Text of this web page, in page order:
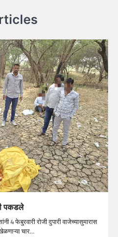
पकडले
4 फेबु्रवारी रोजी दुपारी वाजेच्यासुमारास
चार…